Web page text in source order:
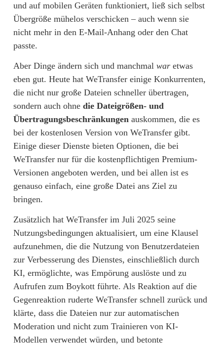
und auf mobilen Geräten funktioniert, ließ sich selbst
Übergröße mühelos verschicken – auch wenn sie
nicht mehr in den E-Mail-Anhang oder den Chat
passte.
Aber Dinge ändern sich und manchmal war etwas
eben gut. Heute hat WeTransfer einige Konkurrenten,
die nicht nur große Dateien schneller übertragen,
sondern auch ohne die Dateigrößen- und
Übertragungsbeschränkungen auskommen, die es
bei der kostenlosen Version von WeTransfer gibt.
Einige dieser Dienste bieten Optionen, die bei
WeTransfer nur für die kostenpflichtigen Premium-
Versionen angeboten werden, und bei allen ist es
genauso einfach, eine große Datei ans Ziel zu
bringen.
Zusätzlich hat WeTransfer im Juli 2025 seine
Nutzungsbedingungen aktualisiert, um eine Klausel
aufzunehmen, die die Nutzung von Benutzerdateien
zur Verbesserung des Dienstes, einschließlich durch
KI, ermöglichte, was Empörung auslöste und zu
Aufrufen zum Boykott führte. Als Reaktion auf die
Gegenreaktion ruderte WeTransfer schnell zurück und
klärte, dass die Dateien nur zur automatischen
Moderation und nicht zum Trainieren von KI-
Modellen verwendet würden, und betonte